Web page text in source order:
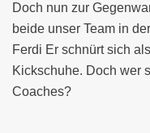
Doch nun zur
beide unser Team in
Ferdi Er schnürt sich
Kickschuhe. Doch wer
Coaches?